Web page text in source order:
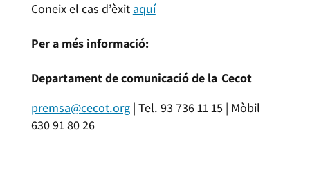
Coneix el cas d’èxit aquí
Per a més informació:
Departament de comunicació de la Cecot
premsa@cecot.org| Tel. 93 736 11 15 | Mòbil
630 91 80 26